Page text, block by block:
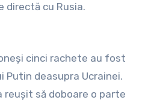
directă cu Rusia.
cinci rachete au fost
Putin deasupra Ucrainei.
reușit să doboare o parte